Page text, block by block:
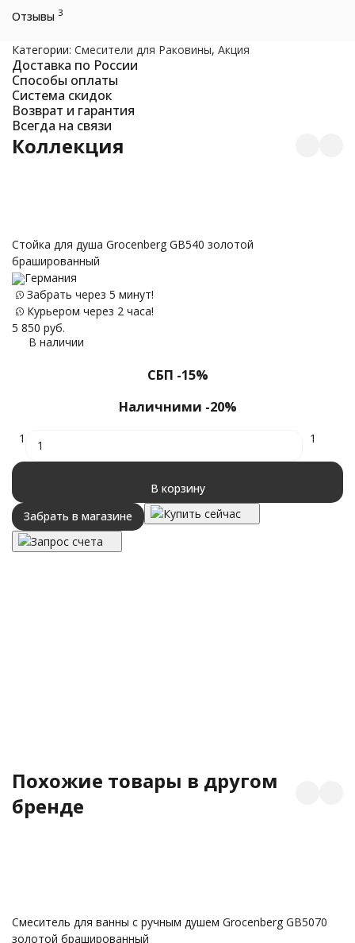
Отзывы 3
Категории: Смесители для Раковины, Акция
Доставка по России
Способы оплаты
Система скидок
Возврат и гарантия
Всегда на связи
Коллекция
Стойка для душа Grocenberg GB540 золотой
брашированный
Германия
Забрать через 5 минут!
Курьером через 2 часа!
5 850 руб.
В наличии
СБП -15%
Наличними -20%
1 1
В корзину
Забрать в магазине
Купить сейчас
Запрос счета
Похожие товары в другом
бренде
Смеситель для ванны с ручным душем Grocenberg GB5070
золотой брашированный